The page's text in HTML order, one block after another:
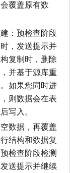
覆盖原有数
：预检查阶段
，发送提示并
复制时，删除
并基于源库重
如果您同时进
则数据会在表
写入。
数据，再覆盖
结构和数据复
检查阶段检测
送提示并继续